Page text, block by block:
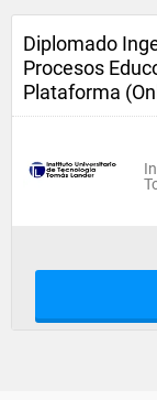
Diplomado
Procesos
Plataforma